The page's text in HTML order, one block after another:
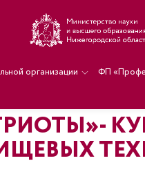
организации ФП